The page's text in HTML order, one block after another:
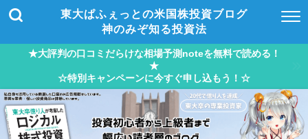
東大ぱふぇっとの米国株投資ブログ
神のみぞ知る投資法
★大評判の口コミだらけな相場予測noteを無料で読める！
★
☆特別キャンペーンに今すぐ申し込もう！☆